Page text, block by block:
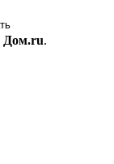
Дом.ru.